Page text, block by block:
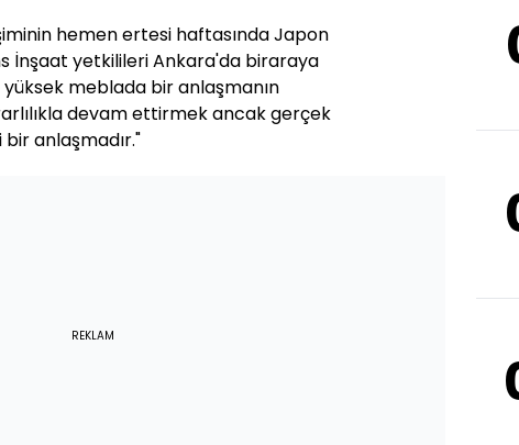
hemen ertesi haftasında Japon
İnşaat yetkilileri Ankara'da biraraya
meblada bir anlaşmanın
devam ettirmek ancak gerçek
anlaşmadır."
REKLAM